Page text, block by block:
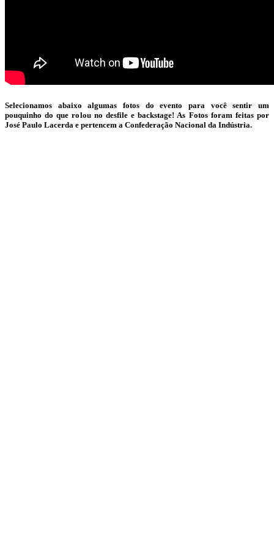
Selecionamos abaixo algumas fotos do evento para você sentir um
pouquinho do que rolou no desfile e backstage! As Fotos foram feitas por
José Paulo Lacerda e pertencem a Confederação Nacional da Indústria.